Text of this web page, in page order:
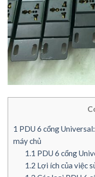
1 PDU 6 cổng
máy chủ
1.1 PDU 6 cổng
1.2 Lợi ích của việc